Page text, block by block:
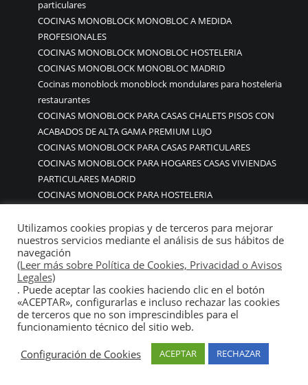
particulares
COCINAS MONOBLOCK MONOBLOC A MEDIDA
PROFESIONALES
COCINAS MONOBLOCK MONOBLOC HOSTELERIA
COCINAS MONOBLOCK MONOBLOC MADRID
Cocinas monoblock monoblock mondulares para hosteleria
restaurantes
COCINAS MONOBLOCK PARA CASAS CHALETS PISOS CON
ACABADOS DE ALTA GAMA PREMIUM LUJO
COCINAS MONOBLOCK PARA CASAS PARTICULARES
COCINAS MONOBLOCK PARA HOGARES CASAS VIVIENDAS
PARTICULARES MADRID
COCINAS MONOBLOCK PARA HOSTELERIA
Cocinas monoblock personalizadas a medida
COCINAS MONOBLOCK PROFESIONALES A MEDIDA
PERSONALIZADAS MADRID
COCINAS MONOBLOCK Y BARRAS A MEDIDA RESTAURANTES
MADRIDD
Cocinas para chef amateur
COCINAS PARA COMEDORES EMPRESAS
COCINAS PARA FOODTRUCKS FOOD TRUCK
COCINAS PARA HOSTELERÍA O PARA HOGARES
Utilizamos cookies propias y de terceros para mejorar
nuestros servicios mediante el análisis de sus hábitos de
navegación
(Leer más sobre Política de Cookies, Privacidad o Avisos
Legales)
. Puede aceptar las cookies haciendo clic en el botón
«ACEPTAR», configurarlas e incluso rechazar las cookies
de terceros que no son imprescindibles para el
funcionamiento técnico del sitio web.
Configuración de Cookies
ACEPTAR RECHAZAR